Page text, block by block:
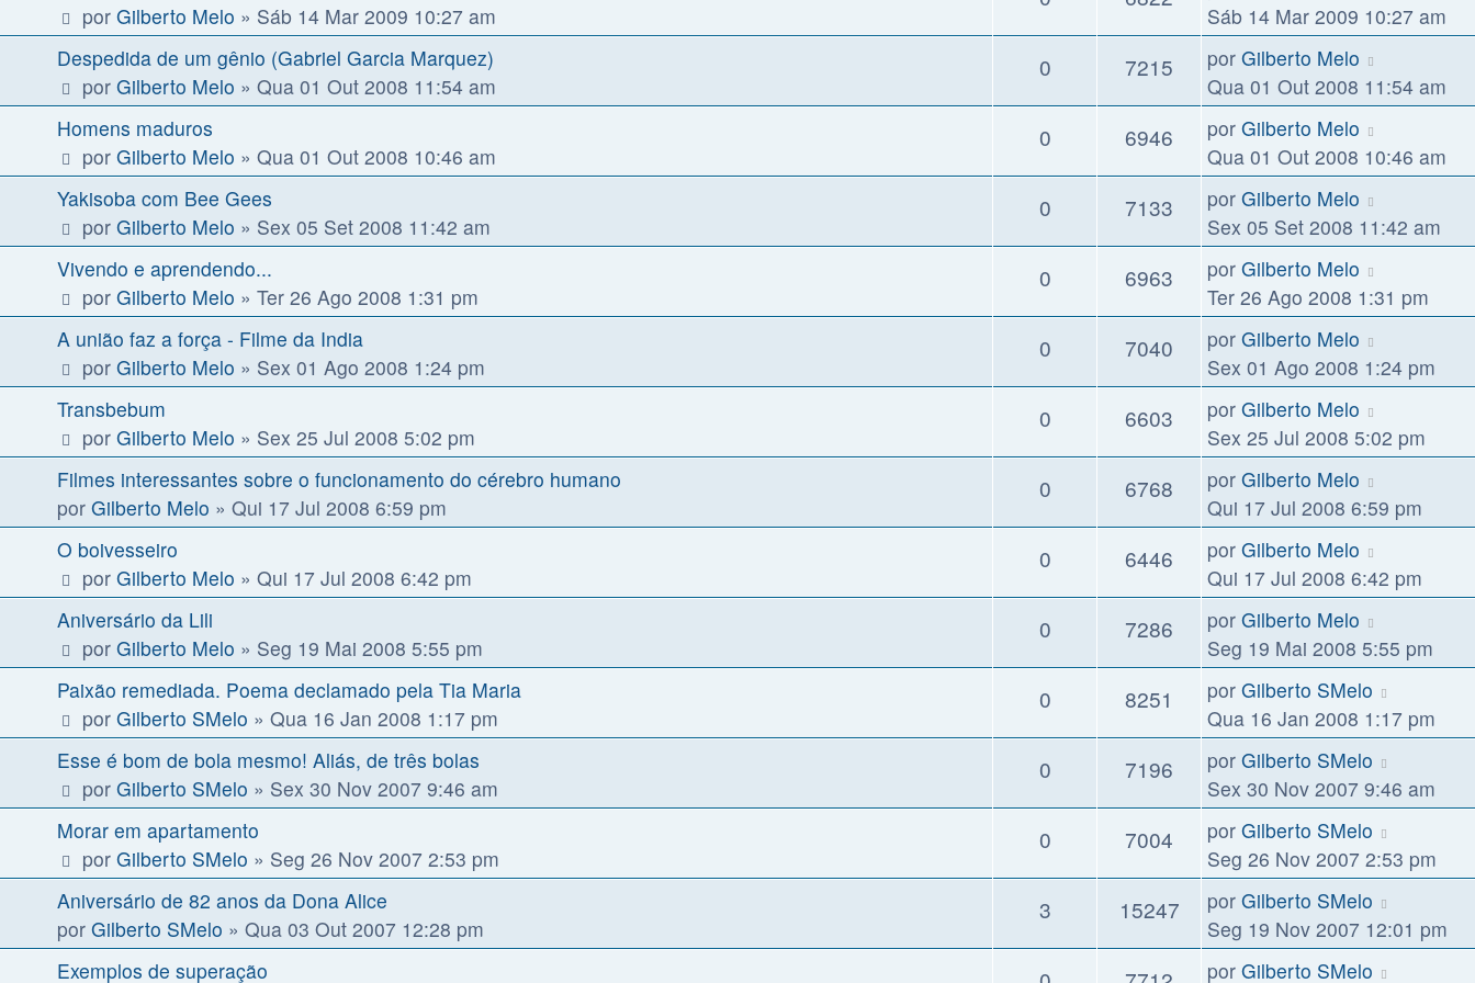
por Gilberto Melo » Sáb 14 Mar 2009 10:27 am
Sáb 14 Mar 2009 10:27 am
Despedida de um gênio (Gabriel Garcia Marquez)
por Gilberto Melo » Qua 01 Out 2008 11:54 am
0 7215 por Gilberto Melo
Qua 01 Out 2008 11:54 am
Homens maduros
por Gilberto Melo » Qua 01 Out 2008 10:46 am
0 6946 por Gilberto Melo
Qua 01 Out 2008 10:46 am
Yakisoba com Bee Gees
por Gilberto Melo » Sex 05 Set 2008 11:42 am
0 7133 por Gilberto Melo
Sex 05 Set 2008 11:42 am
Vivendo e aprendendo...
por Gilberto Melo » Ter 26 Ago 2008 1:31 pm
0 6963 por Gilberto Melo
Ter 26 Ago 2008 1:31 pm
A união faz a força - Filme da India
por Gilberto Melo » Sex 01 Ago 2008 1:24 pm
0 7040 por Gilberto Melo
Sex 01 Ago 2008 1:24 pm
Transbebum
por Gilberto Melo » Sex 25 Jul 2008 5:02 pm
0 6603 por Gilberto Melo
Sex 25 Jul 2008 5:02 pm
Filmes interessantes sobre o funcionamento do cérebro humano
por Gilberto Melo » Qui 17 Jul 2008 6:59 pm
0 6768 por Gilberto Melo
Qui 17 Jul 2008 6:59 pm
O boivesseiro
por Gilberto Melo » Qui 17 Jul 2008 6:42 pm
0 6446 por Gilberto Melo
Qui 17 Jul 2008 6:42 pm
Aniversário da Lili
por Gilberto Melo » Seg 19 Mai 2008 5:55 pm
0 7286 por Gilberto Melo
Seg 19 Mai 2008 5:55 pm
Paixão remediada. Poema declamado pela Tia Maria
por Gilberto SMelo » Qua 16 Jan 2008 1:17 pm
0 8251 por Gilberto SMelo
Qua 16 Jan 2008 1:17 pm
Esse é bom de bola mesmo! Aliás, de três bolas
por Gilberto SMelo » Sex 30 Nov 2007 9:46 am
0 7196 por Gilberto SMelo
Sex 30 Nov 2007 9:46 am
Morar em apartamento
por Gilberto SMelo » Seg 26 Nov 2007 2:53 pm
0 7004 por Gilberto SMelo
Seg 26 Nov 2007 2:53 pm
Aniversário de 82 anos da Dona Alice
por Gilberto SMelo » Qua 03 Out 2007 12:28 pm
3 15247 por Gilberto SMelo
Seg 19 Nov 2007 12:01 pm
Exemplos de superação
por Gilberto SMelo